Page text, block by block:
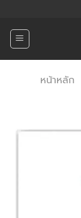
ยัง
เนื้อหา
หน้าหลัก